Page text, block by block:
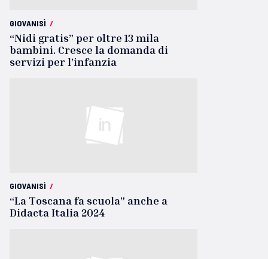
GIOVANISÌ /
“Nidi gratis” per oltre 13 mila
bambini. Cresce la domanda di
servizi per l’infanzia
GIOVANISÌ /
“La Toscana fa scuola” anche a
Didacta Italia 2024